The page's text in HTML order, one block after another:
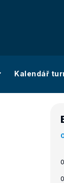
Kalendář